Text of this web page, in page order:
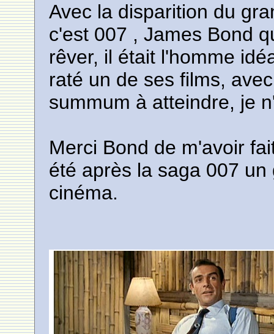
Avec la disparition du
c'est 007 , James Bond
rêver, il était l'homme
raté un de ses films,
summum à atteindre, je
Merci Bond de m'avoir
été après la saga 007
cinéma.